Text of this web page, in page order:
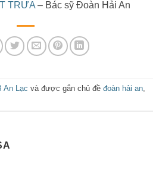
TRƯA – Bác sỹ Đoàn Hải An
An Lạc và được gắn chủ đề đoàn hải an